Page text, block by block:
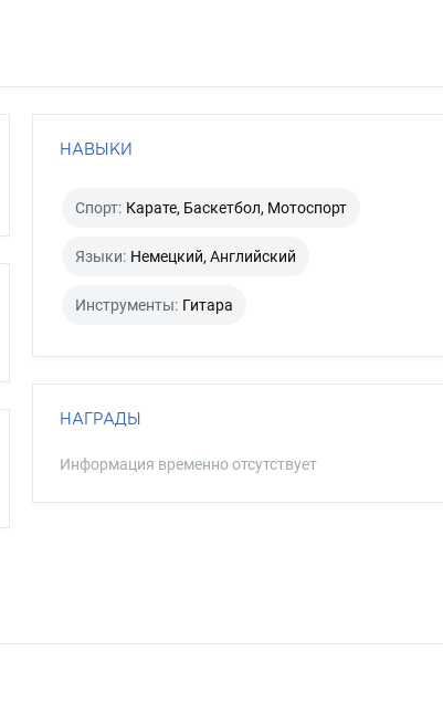
НАВЫКИ
Спорт: Карате, Баскетбол, Мотоспорт
Языки: Немецкий, Английский
Инструменты: Гитара
НАГРАДЫ
Информация временно отсутствует